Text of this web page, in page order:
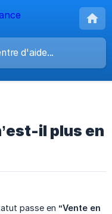
il plus en
passe en “Vente en